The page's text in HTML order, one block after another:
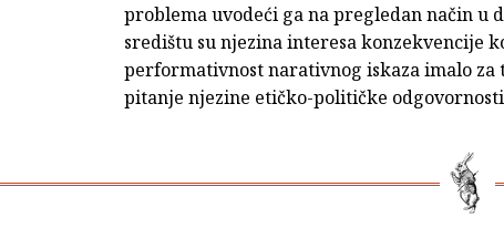
problema uvodeći ga na pregledan način u
središtu su njezina interesa konzekvencije
performativnost narativnog iskaza imalo
pitanje njezine etičko-političke